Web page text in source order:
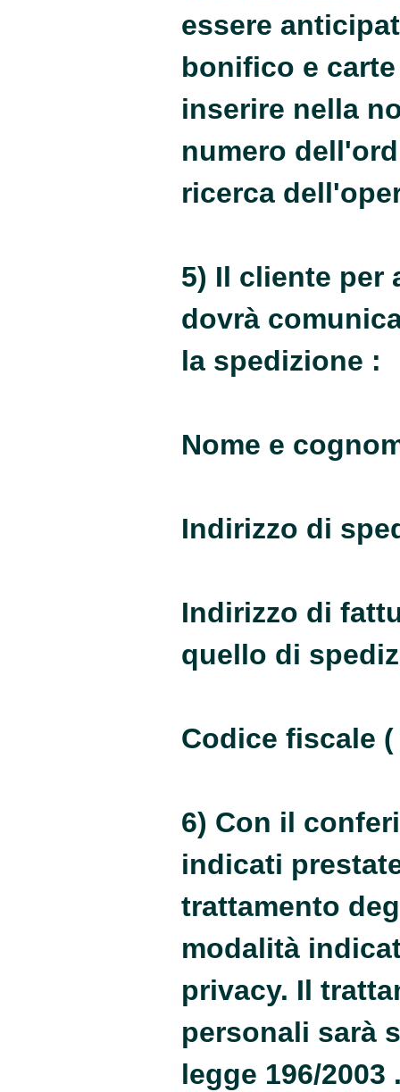
essere
bonifico e
inserire nella
numero
ricerca
5) Il cliente per
dovrà
la spedizione :
Nome e
Indirizzo di
Indirizzo di
quello di
Codice fiscale
6) Con il
indicati
trattamento
modalità
privacy. Il
personali sarà
legge 196/2003